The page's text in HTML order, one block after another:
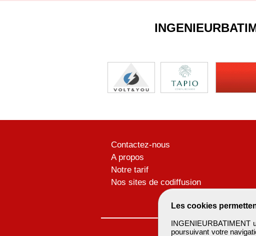
Les cookies
INGENIEURBATIMENT
poursuivant votre
Contactez-nous
A propos
Notre tarif
Nos sites de codiffusion